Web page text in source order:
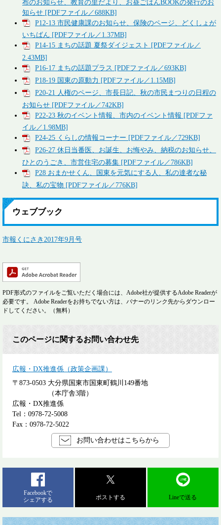
布のお知らせ、教育の里だより、お昼ごはんBOOKの発行のお
知らせ [PDFファイル／688KB]
P12-13 市民健康課のお知らせ、保険のページ、どくしょが
いちばん [PDFファイル／1.37MB]
P14-15 まちの話題 夏祭ダイジェスト [PDFファイル／
2.43MB]
P16-17 まちの話題プラス [PDFファイル／693KB]
P18-19 国東の原動力 [PDFファイル／1.15MB]
P20-21 人権のページ、市長日記、秋の市民まつりの日程の
お知らせ [PDFファイル／742KB]
P22-23 秋のイベント情報、市内のイベント情報 [PDFファ
イル／1.98MB]
P24-25 くらしの情報コーナー [PDFファイル／729KB]
P26-27 休日当番医、お誕生、お悔やみ、納税のお知らせ、
ひとのうごき、市営住宅の募集 [PDFファイル／786KB]
P28 おまかせくん、国東を元気にする人、私の達者な秘
訣、私の宝物 [PDFファイル／776KB]
ウェブブック
市報くにさき2017年9月号
PDF形式のファイルをご覧いただく場合には、Adobe社が提供するAdobe Readerが
必要です。
Adobe Readerをお持ちでない方は、バナーのリンク先からダウンロー
ドしてください。（無料）
このページに関するお問い合わせ先
広報・DX推進係（政策企画課）
〒873-0503 大分県国東市国東町鶴川149番地
（本庁舎3階）
広報・DX推進係
Tel：0978-72-5008
Fax：0978-72-5022
お問い合わせはこちらから
Facebookで
シェアする
ポストする Lineで送る